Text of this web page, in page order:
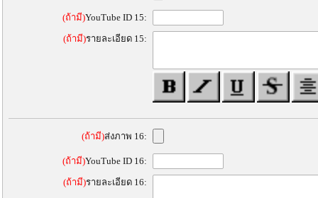
(ถ้ามี)YouTube ID 15:
(ถ้ามี)รายละเอียด 15:
(ถ้ามี)ส่งภาพ 16:
(ถ้ามี)YouTube ID 16:
(ถ้ามี)รายละเอียด 16: